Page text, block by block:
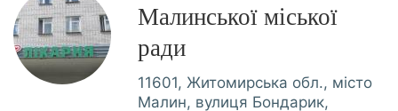
Малинської міської
ради
11601, Житомирська обл., місто
Малин, вулиця Бондарик,